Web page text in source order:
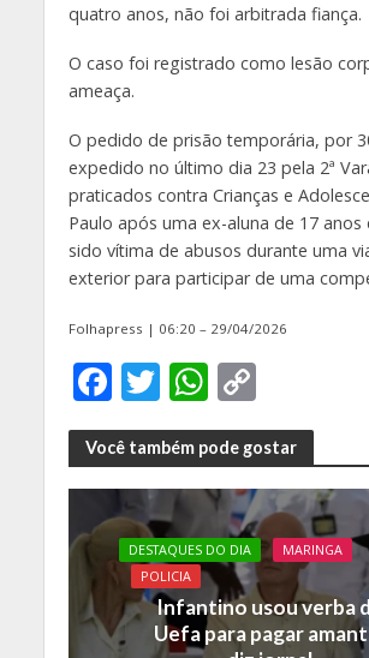
quatro anos, não foi arbitrada fiança.
O caso foi registrado como lesão
ameaça.
O pedido de prisão temporária, por
expedido no último dia 23 pela 2ª
praticados contra Crianças e
Paulo após uma ex-aluna de 17 anos
sido vítima de abusos durante uma
exterior para participar de uma
Folhapress | 06:20 – 29/04/2026
F
ac
e
b
o
o
k
T
w
itt
er
W
h
at
s
A
p
p
C
o
p
y
Li
n
k
Você também pode gostar
DESTAQUES DO DIA
MARINGA
POLICIA
Infantino usou verba
Uefa para pagar